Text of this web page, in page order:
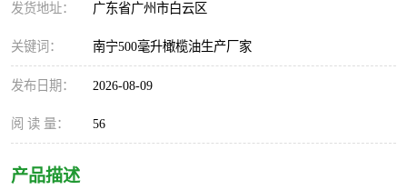
发货地址： 广东省广州市白云区
关键词： 南宁500毫升橄榄油生产厂家
发布日期： 2026-08-09
阅 读 量： 56
产品描述